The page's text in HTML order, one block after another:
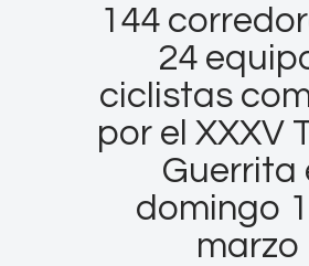
144
24
ciclistas
por el XXXV
Guerrita
domingo
marzo
Informativos
Entrevistas
Noticias
Podcast
PROGRAMACIÓN
Nuestra Historia